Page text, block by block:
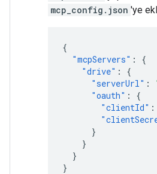
mcp_config.json 'ye
{
"mcpServers" :
{
"drive" :
{
"serverUrl" :
"oauth" :
{
"clientId" :
}
}
}
}